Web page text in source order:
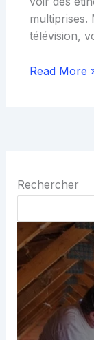
multiprises.
télévision,
Read More
Rechercher